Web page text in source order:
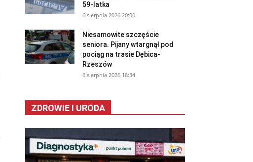
59-latka
6 sierpnia 2026 20:00
Niesamowite szczęście
seniora. Pijany wtargnął pod
pociąg na trasie Dębica-
Rzeszów
6 sierpnia 2026 18:34
ZDROWIE I URODA